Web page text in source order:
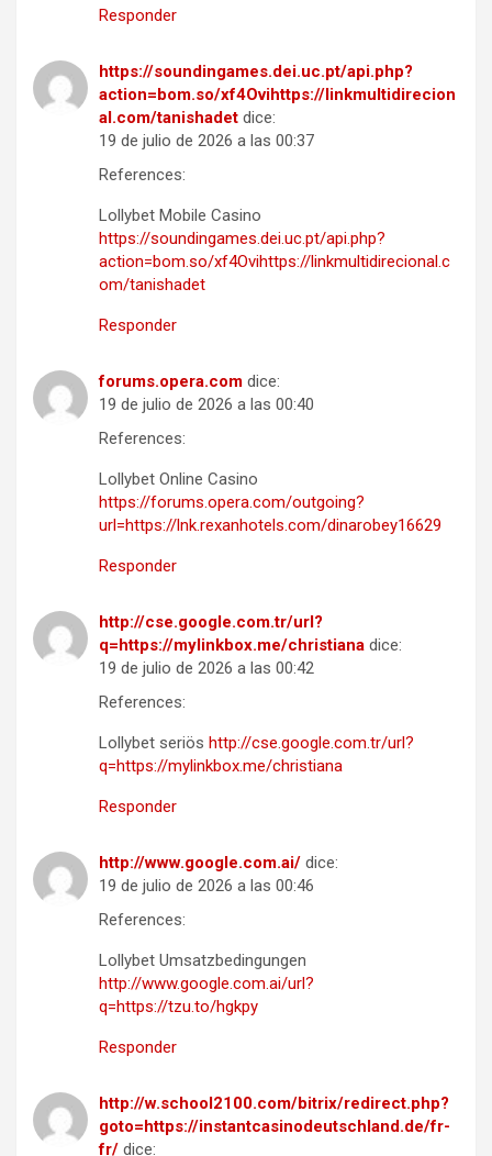
Responder
https://soundingames.dei.uc.pt/api.php?
action=bom.so/xf4Ovihttps://linkmultidirecion
al.com/tanishadet dice:
19 de julio de 2026 a las 00:37
References:
Lollybet Mobile Casino
https://soundingames.dei.uc.pt/api.php?
action=bom.so/xf4Ovihttps://linkmultidirecional.c
om/tanishadet
Responder
forums.opera.com dice:
19 de julio de 2026 a las 00:40
References:
Lollybet Online Casino
https://forums.opera.com/outgoing?
url=https://lnk.rexanhotels.com/dinarobey16629
Responder
http://cse.google.com.tr/url?
q=https://mylinkbox.me/christiana dice:
19 de julio de 2026 a las 00:42
References:
Lollybet seriös http://cse.google.com.tr/url?
q=https://mylinkbox.me/christiana
Responder
http://www.google.com.ai/ dice:
19 de julio de 2026 a las 00:46
References:
Lollybet Umsatzbedingungen
http://www.google.com.ai/url?
q=https://tzu.to/hgkpy
Responder
http://w.school2100.com/bitrix/redirect.php?
goto=https://instantcasinodeutschland.de/fr-
fr/ dice: